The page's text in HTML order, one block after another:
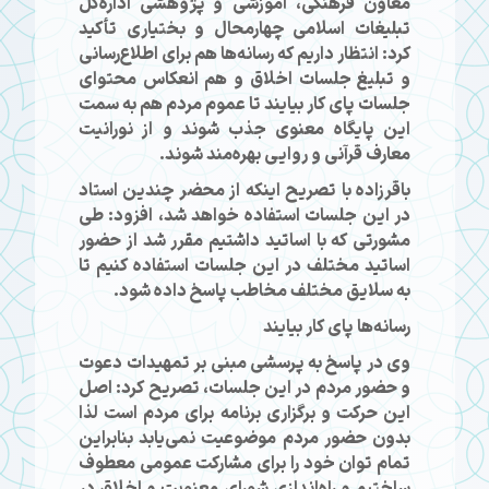
تبلیغات اسلامی چهارمحال و بختیاری تأکید
کرد: انتظار داریم که رسانه‌ها هم برای اطلاع‌رسانی
و تبلیغ جلسات اخلاق و هم انعکاس محتوای
جلسات پای کار بیایند تا عموم مردم هم به سمت
این پایگاه معنوی جذب شوند و از نورانیت
معارف قرآنی و روایی بهره‌مند شوند.
باقرزاده با تصریح اینکه از محضر چندین استاد
در این جلسات استفاده خواهد شد، افزود: طی
مشورتی که با اساتید داشتیم مقرر شد از حضور
اساتید مختلف در این جلسات استفاده کنیم تا
به سلایق مختلف مخاطب پاسخ داده شود.
رسانه‌ها پای کار بیایند
وی در پاسخ به پرسشی مبنی بر تمهیدات دعوت
و حضور مردم در این جلسات، تصریح کرد: اصل
این حرکت و برگزاری برنامه برای مردم است لذا
بدون حضور مردم موضوعیت نمی‌یابد بنابراین
تمام توان خود را برای مشارکت عمومی معطوف